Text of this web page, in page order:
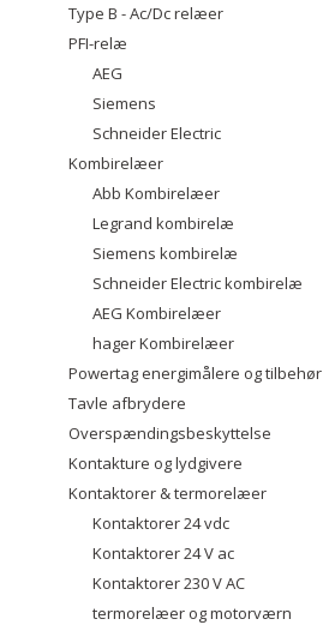
Type B - Ac/Dc relæer
PFI-relæ
AEG
Siemens
Schneider Electric
Kombirelæer
Abb Kombirelæer
Legrand kombirelæ
Siemens kombirelæ
Schneider Electric kombirelæ
AEG Kombirelæer
hager Kombirelæer
Powertag energimålere og tilbehør
Tavle afbrydere
Overspændingsbeskyttelse
Kontakture og lydgivere
Kontaktorer & termorelæer
Kontaktorer 24 vdc
Kontaktorer 24 V ac
Kontaktorer 230 V AC
termorelæer og motorværn